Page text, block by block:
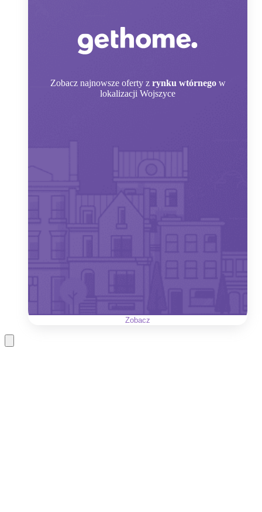
Zobacz najnowsze oferty z rynku wtórnego w
lokalizacji Wojszyce
Zobacz